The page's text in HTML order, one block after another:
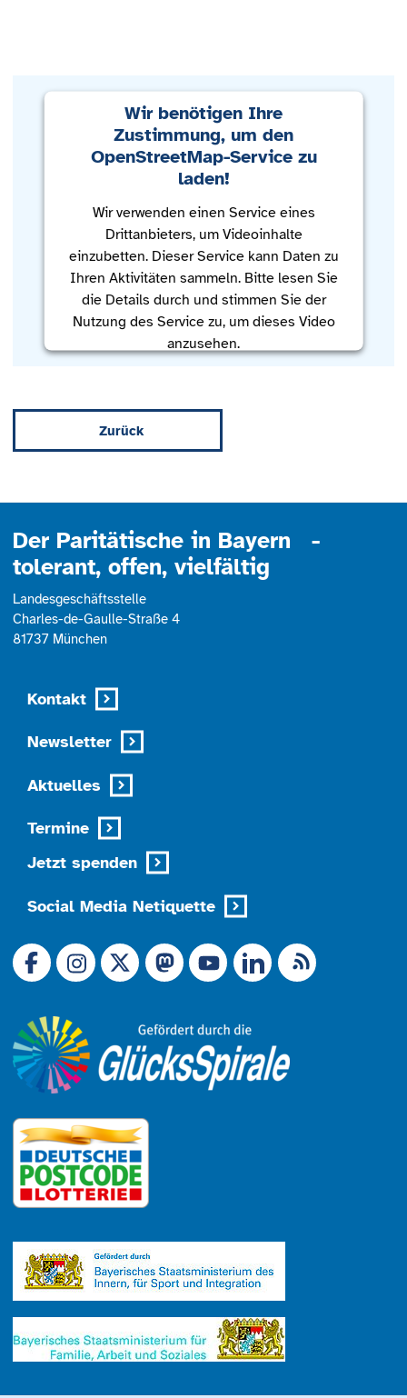
Wir benötigen Ihre
Zustimmung, um den
OpenStreetMap-Service zu
laden!
Wir verwenden einen Service eines
Drittanbieters, um Videoinhalte
einzubetten. Dieser Service kann Daten zu
Ihren Aktivitäten sammeln. Bitte lesen Sie
die Details durch und stimmen Sie der
Nutzung des Service zu, um dieses Video
anzusehen.
Management Platform
Zurück
Der Paritätische in Bayern -
tolerant, offen, vielfältig
Landesgeschäftsstelle
Charles-de-Gaulle-Straße 4
81737 München
Kontakt
Newsletter
Aktuelles
Termine
Jetzt spenden
Social Media Netiquette
Link zu X (Ex-Twitter)
RSS-Feed